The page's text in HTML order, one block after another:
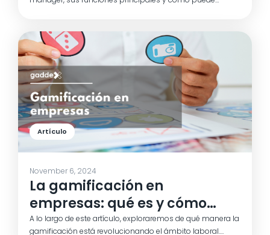
¿Estás listo para descubrir cómo este rol puede
transformar tu organización? ¡Sigue leyendo!
Artículo
November 6, 2024
La gamificación en
empresas: qué es y cómo
aplicarla
A lo largo de este artículo, exploraremos de qué manera la
gamificación está revolucionando el ámbito laboral.